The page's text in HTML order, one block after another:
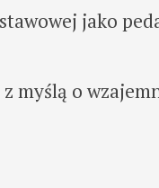
jako
z myślą o